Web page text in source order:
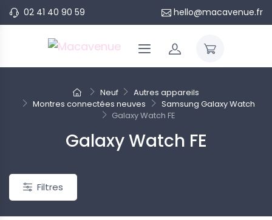
02 41 40 90 59 hello@macavenue.fr
Neuf
Autres appareils
Montres connectées neuves
Samsung Galaxy Watch
Galaxy Watch FE
Galaxy Watch FE
Filtres